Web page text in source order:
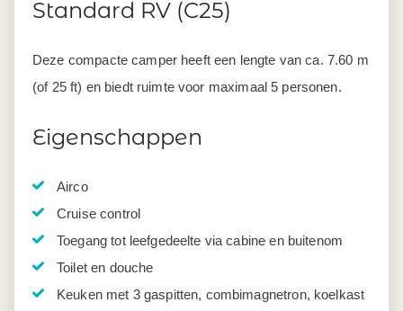
Standard RV (C25)
Deze compacte camper heeft een lengte van ca. 7.60 m
(of 25 ft) en biedt ruimte voor maximaal 5 personen.
Eigenschappen
Airco
Cruise control
Toegang tot leefgedeelte via cabine en buitenom
Toilet en douche
Keuken met 3 gaspitten, combimagnetron, koelkast